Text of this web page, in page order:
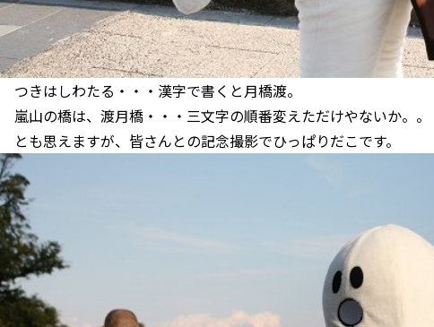
つきはしわたる・・・漢字で書くと月橋渡。
嵐山の橋は、渡月橋・・・三文字の順番変えただけやないか。。
とも思えますが、皆さんとの記念撮影でひっぱりだこです。